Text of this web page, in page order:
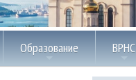
Образование ВРНС